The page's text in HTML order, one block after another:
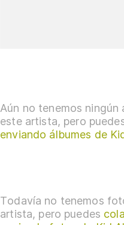
Aún no tenemos ningún
este artista, pero
enviando álbumes de
Todavía no tenemos
artista, pero puedes